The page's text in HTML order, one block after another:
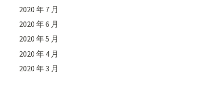
2020 年 7 月
2020 年 6 月
2020 年 5 月
2020 年 4 月
2020 年 3 月